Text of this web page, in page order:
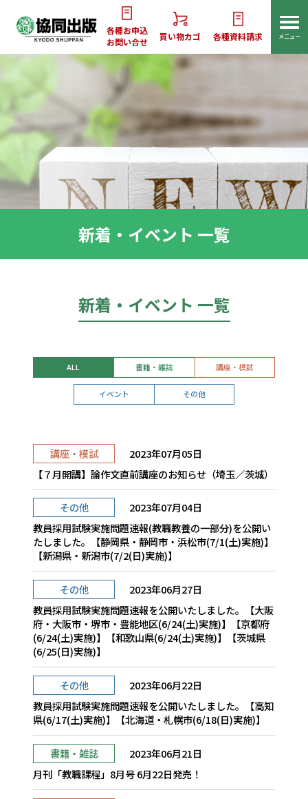
各種お申込
お問い合せ
買い物カゴ 各種資料請求 メニュー
新着・イベント 一覧
新着・イベント 一覧
ALL 書籍・雑誌 講座・模試
イベント その他
2023年07月05日
講座・模試
【７月開講】論作文直前講座のお知らせ（埼玉／茨城）
2023年07月04日
その他
教員採用試験実施問題速報(教職教養の一部分)を公開い
たしました。【静岡県・静岡市・浜松市(7/1(土)実施)】
【新潟県・新潟市(7/2(日)実施)】
2023年06月27日
その他
教員採用試験実施問題速報を公開いたしました。【大阪
府・大阪市・堺市・豊能地区(6/24(土)実施)】【京都府
(6/24(土)実施)】【和歌山県(6/24(土)実施)】【茨城県
(6/25(日)実施)】
2023年06月22日
その他
教員採用試験実施問題速報を公開いたしました。【高知
県(6/17(土)実施)】【北海道・札幌市(6/18(日)実施)】
2023年06月21日
書籍・雑誌
月刊「教職課程」8月号 6月22日発売！